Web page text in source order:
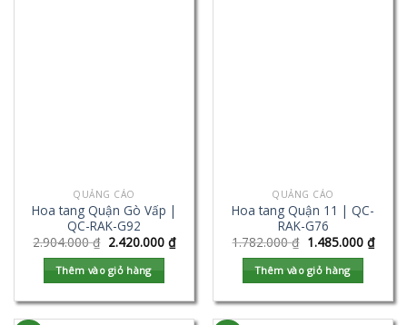
QUẢNG CÁO
Hoa tang Quận Gò Vấp |
QC-RAK-G92
2.904.000₫ 2.420.000 ₫
Thêm vào giỏ hàng
QUẢNG CÁO
Hoa tang Quận 11 | QC-
RAK-G76
1.782.000₫ 1.485.000 ₫
Thêm vào giỏ hàng